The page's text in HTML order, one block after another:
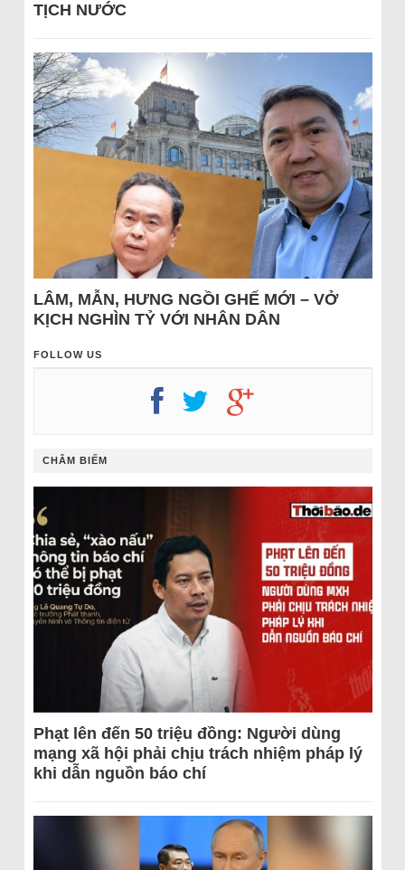
TỊCH NƯỚC
LÂM, MẪN, HƯNG NGỒI GHẾ MỚI – VỞ
KỊCH NGHÌN TỶ VỚI NHÂN DÂN
FOLLOW US
CHÂM BIẾM
Phạt lên đến 50 triệu đồng: Người dùng
mạng xã hội phải chịu trách nhiệm pháp lý
khi dẫn nguồn báo chí